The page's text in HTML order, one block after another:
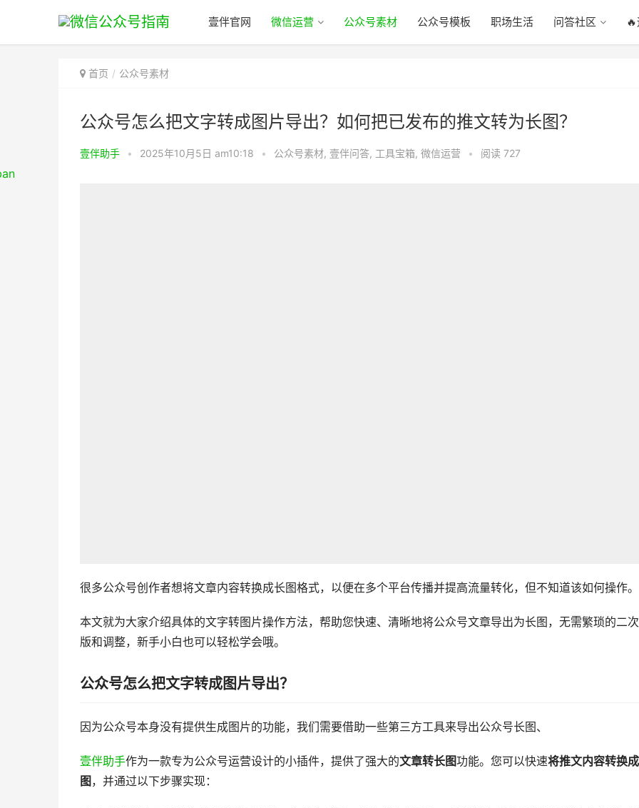
壹伴官网 微信运营 公众号素材 公众号模板 职场生活 问答社区
首页 公众号素材
公众号怎么把文字转成图片导出？如何把已发布的推文转为长图？
壹伴助手 • 2025年10月5日 am10:18 • 公众号素材, 壹伴问答, 工具宝箱, 微信运营 • 阅读 727
很多公众号创作者想将文章内容转换成长图格式，以便在多个平台传播并提高流量转化，但不知道该如何操作。
本文就为大家介绍具体的文字转图片操作方法，帮助您快速、清晰地将公众号文章导出为长图，无需繁琐的二
版和调整，新手小白也可以轻松学会哦。
公众号怎么把文字转成图片导出？
因为公众号本身没有提供生成图片的功能，我们需要借助一些第三方工具来导出公众号长图、
壹伴助手作为一款专为公众号运营设计的小插件，提供了强大的文章转长图功能。您可以快速将推文内容转换
图 ，并通过以下步骤实现：